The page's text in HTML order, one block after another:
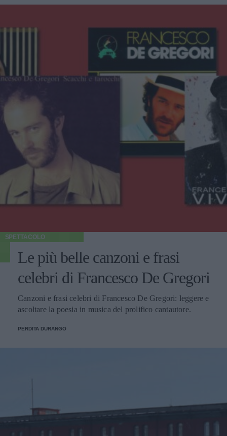
SPETTACOLO
Le più belle canzoni e frasi
celebri di Francesco De Gregori
Canzoni e frasi celebri di Francesco De Gregori: leggere e
ascoltare la poesia in musica del prolifico cantautore.
PERDITA DURANGO